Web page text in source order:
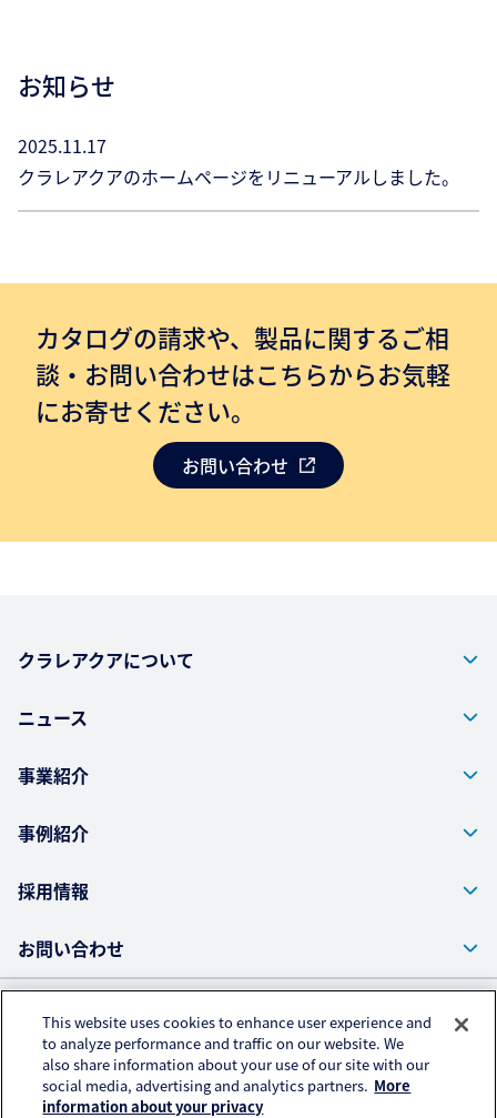
お知らせ
2025.11.17
クラレアクアのホームページをリニューアルしました。
カタログの請求や、製品に関するご相
談・お問い合わせはこちらからお気軽
にお寄せください。
お問い合わせ
クラレアクアについて
ニュース
事業紹介
事例紹介
採用情報
お問い合わせ
株式会社クラレ ウェブサイト
プライバシーポリシー
アクセスデータの取扱いについて
This website uses cookies to enhance user experience and
to analyze performance and traffic on our website. We
also share information about your use of our site with our
social media, advertising and analytics partners. More
information about your privacy